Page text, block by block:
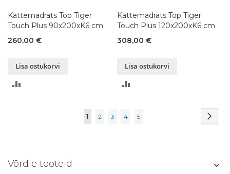
Kattemadrats Top Tiger
Touch Plus 90x200xK6 cm
260,00 €
Lisa ostukorvi
Kattemadrats Top Tiger
Touch Plus 120x200xK6 cm
308,00 €
Lisa ostukorvi
Page
You're
1 Page
2 Page
3 Page
4 Page
5
Võrdle tooteid